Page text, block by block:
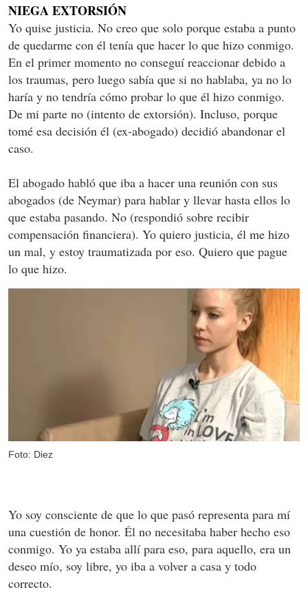
NIEGA EXTORSIÓN
Yo quise justicia. No creo que solo porque estaba a punto
de quedarme con él tenía que hacer lo que hizo conmigo.
En el primer momento no conseguí reaccionar debido a
los traumas, pero luego sabía que si no hablaba, ya no lo
haría y no tendría cómo probar lo que él hizo conmigo.
De mi parte no (intento de extorsión). Incluso, porque
tomé esa decisión él (ex-abogado) decidió abandonar el
caso.
El abogado habló que iba a hacer una reunión con sus
abogados (de Neymar) para hablar y llevar hasta ellos lo
que estaba pasando. No (respondió sobre recibir
compensación financiera). Yo quiero justicia, él me hizo
un mal, y estoy traumatizada por eso. Quiero que pague
lo que hizo.
Foto: Diez
Yo soy consciente de que lo que pasó representa para mí
una cuestión de honor. Él no necesitaba haber hecho eso
conmigo. Yo ya estaba allí para eso, para aquello, era un
deseo mío, soy libre, yo iba a volver a casa y todo
correcto.